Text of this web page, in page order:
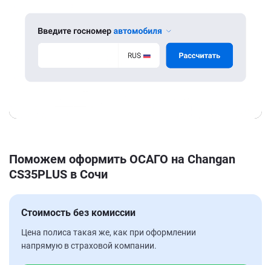
Поможем оформить ОСАГО на Changan
CS35PLUS в Сочи
Стоимость без комиссии
Цена полиса такая же, как при оформлении
напрямую в страховой компании.